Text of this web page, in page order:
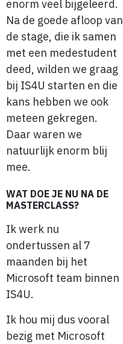
enorm veel bijgeleerd.
Na de goede afloop van
de stage, die ik samen
met een medestudent
deed, wilden we graag
bij IS4U starten en die
kans hebben we ook
meteen gekregen.
Daar waren we
natuurlijk enorm blij
mee.
WAT DOE JE NU NA DE
MASTERCLASS?
Ik werk nu
ondertussen al 7
maanden bij het
Microsoft team binnen
IS4U.
Ik hou mij dus vooral
bezig met Microsoft